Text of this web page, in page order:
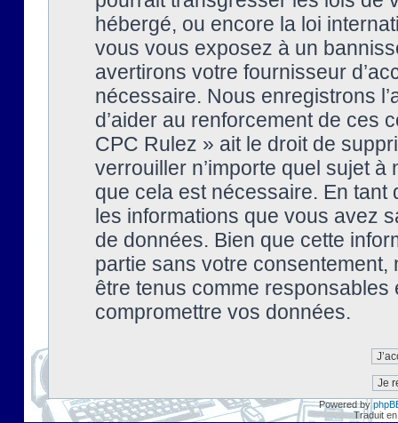
hébergé, ou encore la loi
vous vous exposez à un
avertirons votre fournisseur
nécessaire. Nous enregistrons
d’aider au renforcement de ces
CPC Rulez » ait le droit de
verrouiller n’importe quel sujet à
que cela est nécessaire. En tant
les informations que vous avez
de données. Bien que cette
partie sans votre
être tenus comme
compromettre vos données.
Powered by
Traduit